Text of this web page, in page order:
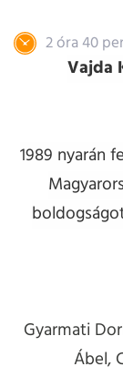
2 óra 40
Vajda
1989 nyarán
Gyarmati
Ábel,